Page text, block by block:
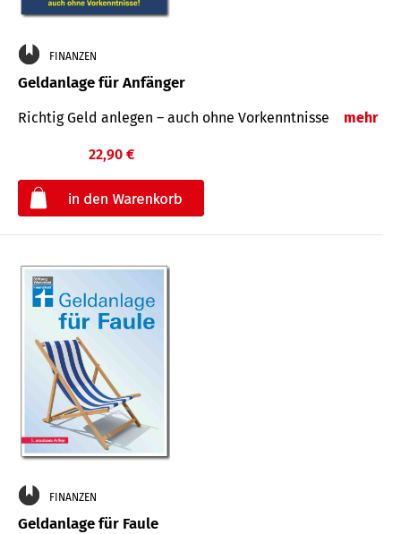
FINANZEN
Geldanlage für Anfänger
Richtig Geld anlegen – auch ohne Vorkenntnisse mehr
22,90 €
FINANZEN
Geldanlage für Faule